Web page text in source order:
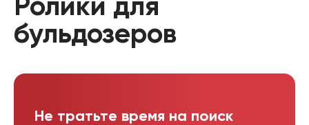
Ролики для
бульдозеров
Не тратьте время на поиск